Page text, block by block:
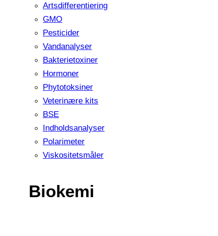
Artsdifferentiering
GMO
Pesticider
Vandanalyser
Bakterietoxiner
Hormoner
Phytotoksiner
Veterinære kits
BSE
Indholdsanalyser
Polarimeter
Viskositetsmåler
Biokemi